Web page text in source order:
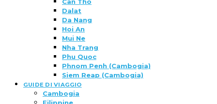
Dalat
Da Nang
Hoi An
Mui Ne
Nha Trang
Phu Quoc
Phnom Penh (Cambogia)
Siem Reap (Cambogia)
GUIDE DI VIAGGIO
Cambogia